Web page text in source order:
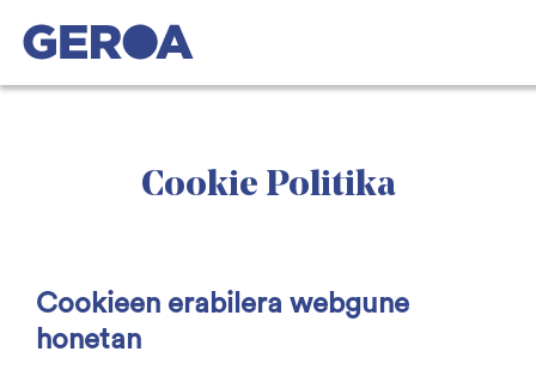
Cookie Politika
Cookieen erabilera webgune
honetan